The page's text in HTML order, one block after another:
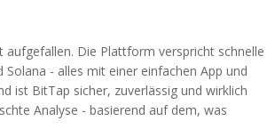
aufgefallen. Die Plattform verspricht schnelle
- alles mit einer einfachen App und
ist BitTap sicher, zuverlässig und wirklich
Analyse - basierend auf dem, was